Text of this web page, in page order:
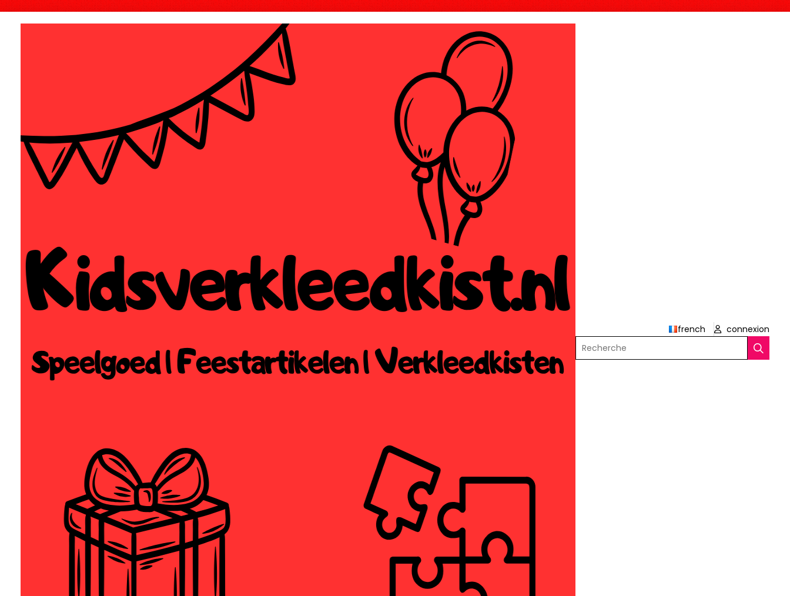
french
connexion
Recherche